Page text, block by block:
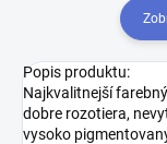
Popis produktu:
Najkvalitnejší
dobre rozotiera,
vysoko